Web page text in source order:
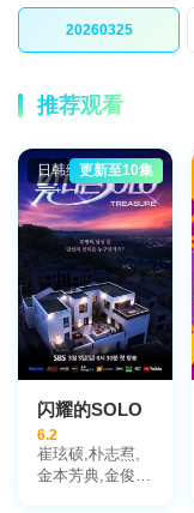
20260325
推荐观看
日韩综艺更新至10集
闪耀的SOLO
6.2
崔玹硕,朴志焄,
金本芳典,金俊